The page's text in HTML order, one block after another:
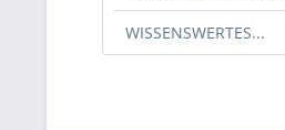
WISSENSWERTES...